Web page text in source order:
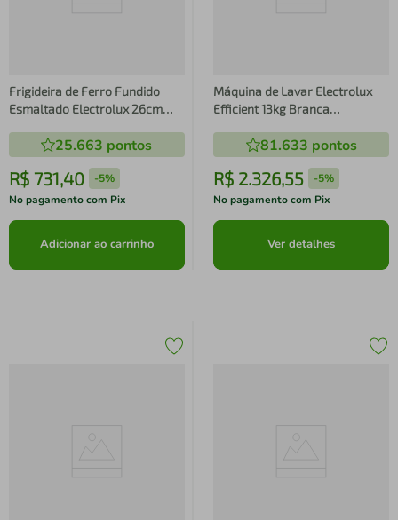
Frigideira de Ferro Fundido
Esmaltado Electrolux 26cm
Preparos25.663 pontos
R$ 731,40 -5%
No pagamento com Pix
Adicionar ao carrinho
Máquina de Lavar Electrolux
Efficient 13kg Branca
MaxFilter (LEM13)
81.633 pontos
R$ 2.326,55 -5%
No pagamento com Pix
Ver detalhes